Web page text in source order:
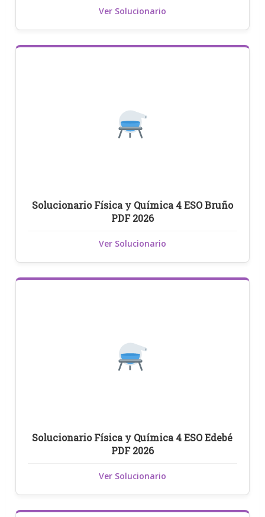
Ver Solucionario
Solucionario Física y Química 4 ESO Bruño
PDF 2026
Ver Solucionario
Solucionario Física y Química 4 ESO Edebé
PDF 2026
Ver Solucionario